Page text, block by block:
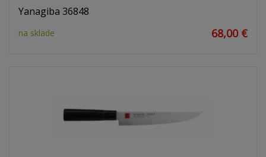
Yanagiba 36848
na sklade 68,00 €